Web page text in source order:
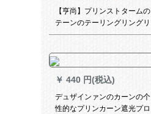
【亨尚】プリンストタームの
テーンのテーリングリングリ
ングは、熱遮光背景装飾レス
図オーシャンのテーリングリ
ングは、ンWJ-125
￥ 440 円(税込)
デュザインァンのカーンの个
性的なプリンカーン遮光プロ